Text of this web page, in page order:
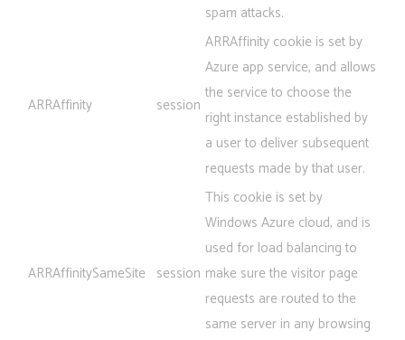
spam attacks.
ARRAffinity session
ARRAffinity cookie is set by
Azure app service, and allows
the service to choose the
right instance established by
a user to deliver subsequent
requests made by that user.
ARRAffinitySameSite session
This cookie is set by
Windows Azure cloud, and is
used for load balancing to
make sure the visitor page
requests are routed to the
same server in any browsing